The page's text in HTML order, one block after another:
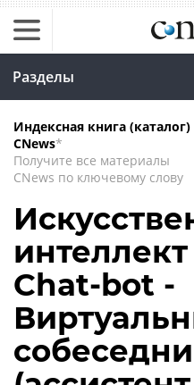
Разделы
Индексная книга (каталог)
CNews*
Получите все материалы
CNews по ключевому слову
Chat-bot -